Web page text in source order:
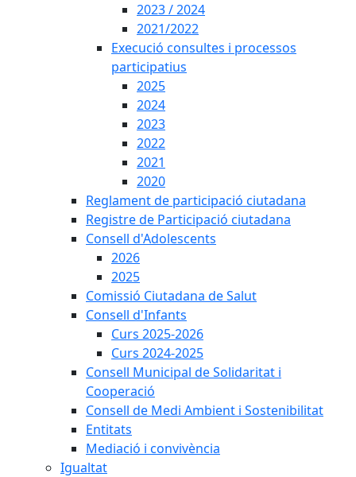
2023 / 2024
2021/2022
Execució consultes i processos
participatius
2025
2024
2023
2022
2021
2020
Reglament de participació ciutadana
Registre de Participació ciutadana
Consell d'Adolescents
2026
2025
Comissió Ciutadana de Salut
Consell d'Infants
Curs 2025-2026
Curs 2024-2025
Consell Municipal de Solidaritat i
Cooperació
Consell de Medi Ambient i Sostenibilitat
Entitats
Mediació i convivència
Igualtat